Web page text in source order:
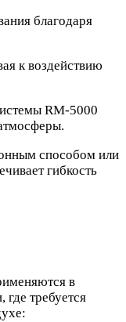
благодаря
к воздействию
RM-5000
способом или
гибкость
в
требуется